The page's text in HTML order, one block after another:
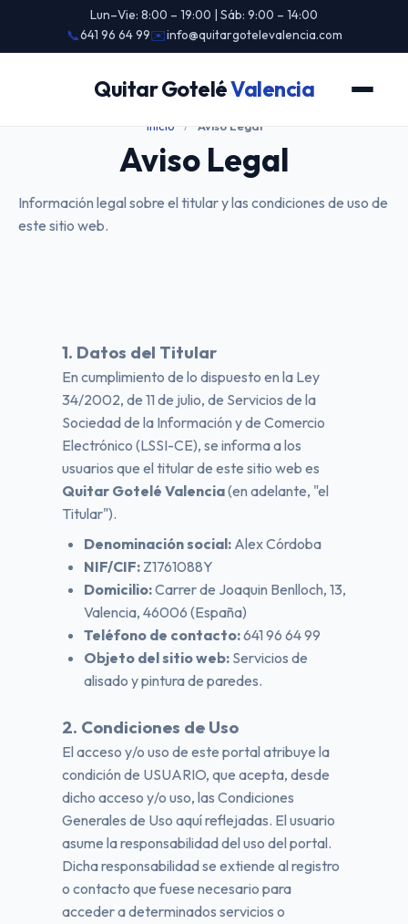
Lun–Vie: 8:00 – 19:00 | Sáb: 9:00 – 14:00
📞641 96 64 99✉️info@quitargotelevalencia.com
Quitar GoteléValencia
Inicio / Aviso Legal
Aviso Legal
Información legal sobre el titular y las condiciones de uso de
este sitio web.
1. Datos del Titular
En cumplimiento de lo dispuesto en la Ley
34/2002, de 11 de julio, de Servicios de la
Sociedad de la Información y de Comercio
Electrónico (LSSI-CE), se informa a los
usuarios que el titular de este sitio web es
Quitar Gotelé Valencia(en adelante, "el
Titular").
Denominación social: Alex Córdoba
NIF/CIF: Z1761088Y
Domicilio:Carrer de Joaquin Benlloch, 13,
Valencia, 46006 (España)
Teléfono de contacto:641 96 64 99
Objeto del sitio web: Servicios de
alisado y pintura de paredes.
2. Condiciones de Uso
El acceso y/o uso de este portal atribuye la
condición de USUARIO, que acepta, desde
dicho acceso y/o uso, las Condiciones
Generales de Uso aquí reflejadas. El usuario
asume la responsabilidad del uso del portal.
Dicha responsabilidad se extiende al registro
o contacto que fuese necesario para
acceder a determinados servicios o